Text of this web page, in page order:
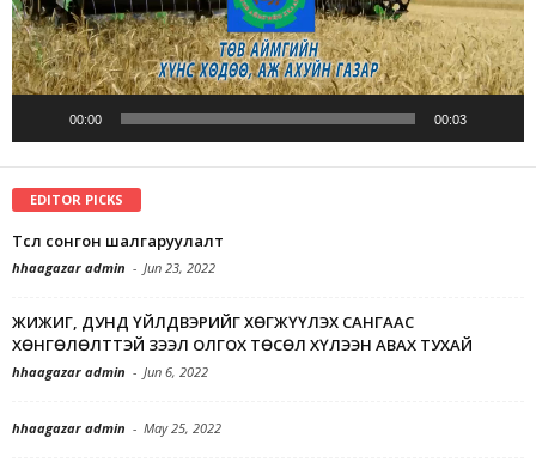
00:00 00:03
EDITOR PICKS
Төсөл сонгон шалгаруулалт
hhaagazar admin - Jun 23, 2022
ЖИЖИГ, ДУНД ҮЙЛДВЭРИЙГ ХӨГЖҮҮЛЭХ САНГААС
ХӨНГӨЛӨЛТТЭЙ ЗЭЭЛ ОЛГОХ ТӨСӨЛ ХҮЛЭЭН АВАХ ТУХАЙ
hhaagazar admin - Jun 6, 2022
hhaagazar admin - May 25, 2022